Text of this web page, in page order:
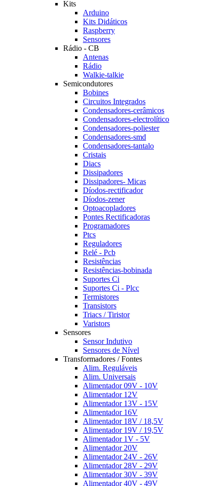
Kits
Arduino
Kits Didáticos
Raspberry
Sensores
Rádio - CB
Antenas
Rádio
Walkie-talkie
Semicondutores
Bobines
Circuitos Integrados
Condensadores-cerâmicos
Condensadores-electrolítico
Condensadores-poliester
Condensadores-smd
Condensadores-tantalo
Cristais
Diacs
Dissipadores
Dissipadores- Micas
Díodos-rectificador
Díodos-zener
Optoacopladores
Pontes Rectificadoras
Programadores
Ptcs
Reguladores
Relé - Pcb
Resistências
Resistências-bobinada
Suportes Ci
Suportes Ci - Plcc
Termistores
Transistors
Triacs / Tiristor
Varistors
Sensores
Sensor Indutivo
Sensores de Nível
Transformadores / Fontes
Alim. Reguláveis
Alim. Universais
Alimentador 09V - 10V
Alimentador 12V
Alimentador 13V - 15V
Alimentador 16V
Alimentador 18V / 18,5V
Alimentador 19V / 19,5V
Alimentador 1V - 5V
Alimentador 20V
Alimentador 24V - 26V
Alimentador 28V - 29V
Alimentador 30V - 39V
Alimentador 40V - 49V